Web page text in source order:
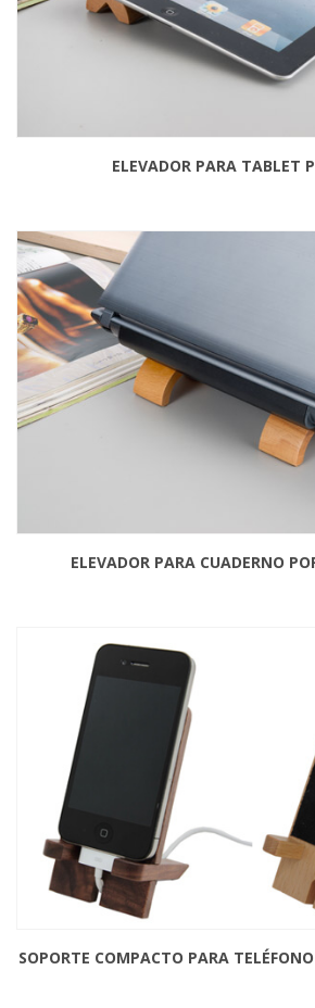
ELEVADOR PARA TABLET
ELEVADOR PARA CUADERNO
SOPORTE COMPACTO PARA